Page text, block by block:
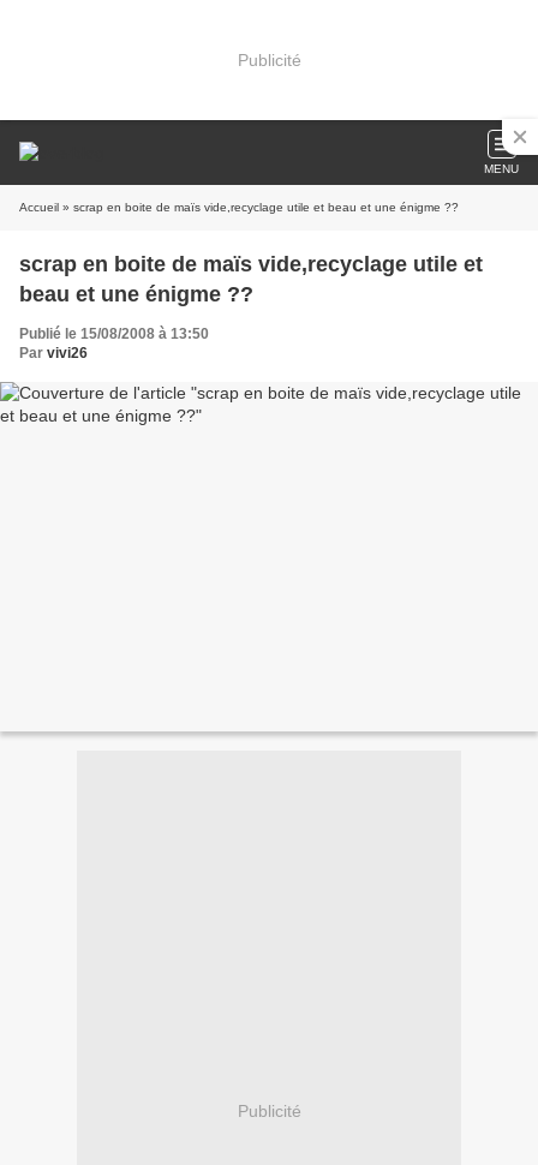
Publicité
MENU
Accueil » scrap en boite de maïs vide,recyclage utile et beau et une énigme ??
scrap en boite de maïs vide,recyclage utile et
beau et une énigme ??
Publié le 15/08/2008 à 13:50
Par vivi26
Publicité